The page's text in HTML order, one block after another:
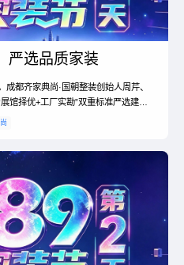
严选品质家装
都齐家典尚·国朝整装创始人周芹、
馆择优+工厂实勘”双重标准严选建
性价比的核心需...